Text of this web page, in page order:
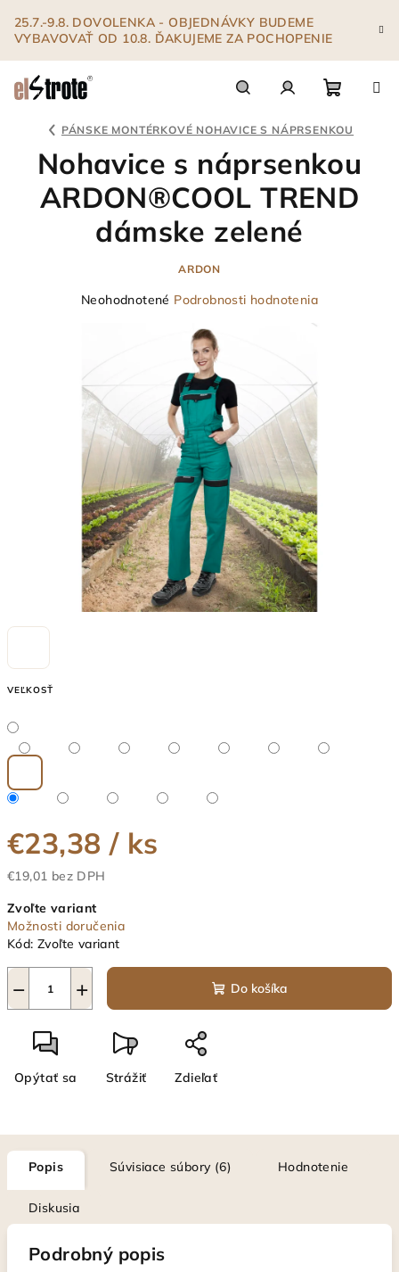
obsah
25.7.-9.8. DOVOLENKA - OBJEDNÁVKY BUDEME
VYBAVOVAŤ OD 10.8. ĎAKUJEME ZA POCHOPENIE
košík
PÁNSKE MONTÉRKOVÉ NOHAVICE S NÁPRSENKOU
VEĽKOSŤ
€23,38 / ks
€19,01 bez DPH
cena:
Zvoľte variant
Možnosti doručenia
Kód: Zvoľte variant
+
− Do košíka
Opýtať sa Strážiť Zdieľať
Nohavice s náprsenkou
ARDON®COOL TREND
dámske zelené
ARDON
Priemerné
z
hviezdičiek.
Neohodnotené Podrobnosti hodnotenia
Popis Súvisiace súbory (6) Hodnotenie
Diskusia
Podrobný popis